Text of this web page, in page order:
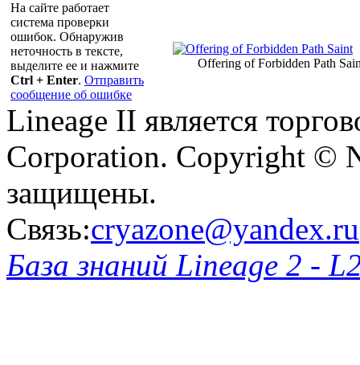
На сайте работает
система проверки
ошибок. Обнаружив
неточность в тексте,
выделите ее и нажмите
Ctrl + Enter. Отправить
сообщение об ошибке
Offering of Forbidden Path
Lineage II является
Corporation. Copyright ©
защищены.
Связь:cryazone@yandex.ru
База знаний Lineage 2 -